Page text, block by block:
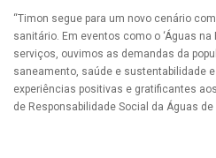
“Timon segue para um novo cenário
sanitário. Em eventos como o ‘Águas
serviços, ouvimos as demandas da
saneamento, saúde e sustentabilidade
experiências positivas e gratificantes
de Responsabilidade Social da Águas de